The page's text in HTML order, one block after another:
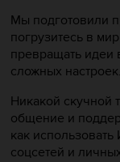
Мы подготовили
погрузитесь в
превращать идеи
сложных настроек.
Никакой скучной
общение и
как
соцсетей и